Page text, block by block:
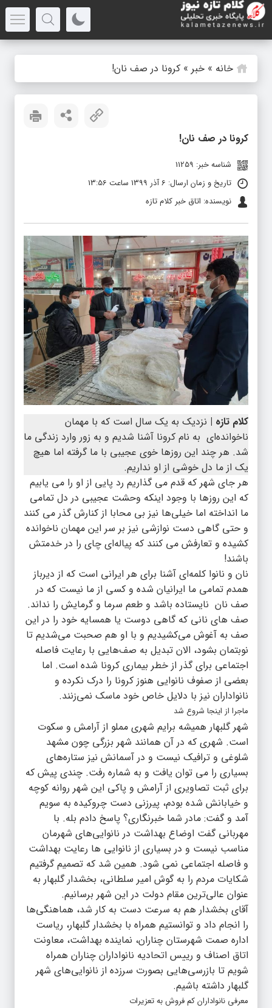
خانه » خبر » کرونا در صف نان!
کرونا در صف نان!
شناسه خبر: 11259
تاریخ و زمان ارسال: 6 آذر 1399 ساعت 13:56
نویسنده: اتاق خبر کلام تازه
کلام تازه | نزدیک به یک سال است که با مهمان
ناخوانده‌ای به نام کرونا آشنا شدیم و به زور وارد زندگی ما
شد. هر چند این روزها خوی عجیبی با ما گرفته اما هیچ
یک از ما دل خوشی از او نداریم.
هر جای شهر که قدم می گذاریم رد پایی از او را می یابیم
که این روزها با وجود اینکه وحشت عجیبی در دل تمامی
ما انداخته اما خیلی‌ها نیز بی محابا از کنارش گذر می کنند
و حتی گاهی دست نوازشی نیز بر سر این مهمان ناخوانده
کشیده و تعارفش می کنند که پیاله‌ای چای را در خدمتش
باشند!
نان و نانوا کلمه‌ای آشنا برای هر ایرانی است که از دیرباز
همدم تمامی ما ایرانیان شده و کسی از ما نیست که در
صف نان نایستاده باشد و طعم سرما و گرمایش را نداند.
صف های نانی که گاهی دوست یا همسایه خود را در این
صف به آغوش می‌کشیدیم و با او هم صحبت می‌شدیم تا
نوبتمان بشود، الان تبدیل به صف‌هایی با رعایت فاصله
اجتماعی برای گذر از خطر بیماری کرونا شده است. اما
بعضی از صفوف نانوایی هنوز کرونا را درک نکرده و
نانواداران نیز با دلایل خاص خود ماسک نمی‌زنند.
ماجرا از اینجا شروع شد
شهر گلبهار همیشه برایم شهری مملو از آرامش و سکوت
است. شهری که در آن همانند شهر بزرگی چون مشهد
شلوغی و ترافیک نیست و در آسمانش نیز ستاره‌های
بسیاری را می توان یافت و به شماره رفت. چندی پیش که
برای ثبت تصاویری از آرامش و پاکی این شهر روانه کوچه
و خیابانش شده بودم، پیرزنی دست چروکیده به سویم
آمد و گفت: مادر شما خبرنگاری؟ پاسخ دادم بله. با
مهربانی گفت اوضاع بهداشت در نانوایی‌های شهرمان
مناسب نیست و در بسیاری از نانوایی ها رعایت بهداشت
و فاصله اجتماعی نمی شود. همین شد که تصمیم گرفتیم
شکایات مردم را به گوش امیر سلطانی، بخشدار گلبهار به
عنوان عالی‌ترین مقام دولت در این شهر برسانیم.
آقای بخشدار هم به سرعت دست به کار شد، هماهنگی‌ها
را انجام داد و توانستیم همراه با بخشدار گلبهار، ریاست
اداره صمت شهرستان چناران، نماینده بهداشت، معاونت
اتاق اصناف و رییس اتحادیه نانواداران چناران همراه
شویم تا بازرسی‌هایی بصورت سرزده از نانوایی‌های شهر
گلبهار داشته باشیم.
معرفی نانواداران کم فروش به تعزیرات